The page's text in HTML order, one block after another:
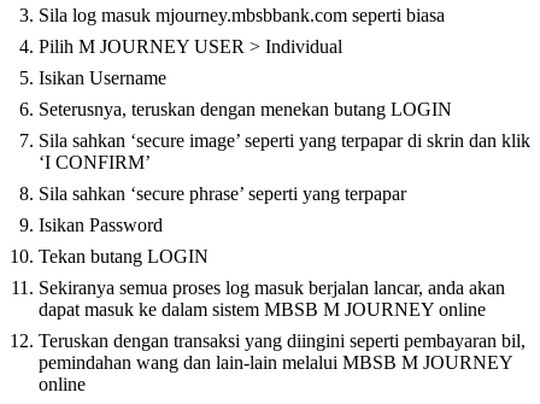
Sila log masuk mjourney.mbsbbank.com seperti biasa
Pilih M JOURNEY USER > Individual
Isikan Username
Seterusnya, teruskan dengan menekan butang LOGIN
Sila sahkan ‘secure image’ seperti yang terpapar di skrin dan klik
‘I CONFIRM’
Sila sahkan ‘secure phrase’ seperti yang terpapar
Isikan Password
Tekan butang LOGIN
Sekiranya semua proses log masuk berjalan lancar, anda akan
dapat masuk ke dalam sistem MBSB M JOURNEY online
Teruskan dengan transaksi yang diingini seperti pembayaran bil,
pemindahan wang dan lain-lain melalui MBSB M JOURNEY
online